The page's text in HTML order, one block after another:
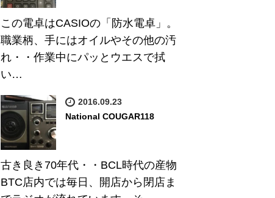
この電卓はCASIOの「防水電卓」。
職業柄、手にはオイルやその他の汚
れ・・作業中にパッとウエスで拭
い…
2016.09.23
National COUGAR118
古き良き70年代・・BCL時代の産物
BTC店内では毎日、開店から閉店ま